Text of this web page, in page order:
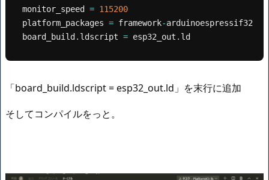
monitor_speed = 115200
platform_packages = framework-arduinoespressif32 @
board_build . ldscript = esp32_out . ld
「board_build.ldscript = esp32_out.ld」を末行に追加
そしてコンパイルをっと。